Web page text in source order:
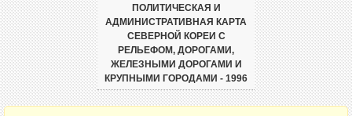
ПОЛИТИЧЕСКАЯ И
АДМИНИСТРАТИВНАЯ КАРТА
СЕВЕРНОЙ КОРЕИ С
РЕЛЬЕФОМ, ДОРОГАМИ,
ЖЕЛЕЗНЫМИ ДОРОГАМИ И
КРУПНЫМИ ГОРОДАМИ - 1996